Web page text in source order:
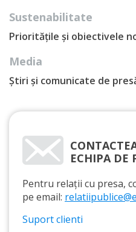
Sustenabilitate
Prioritățile și obiectivele
Media
Știri și comunicate de
ECHIPA DE
Pentru relații cu presa,
pe email:
Suport clienti